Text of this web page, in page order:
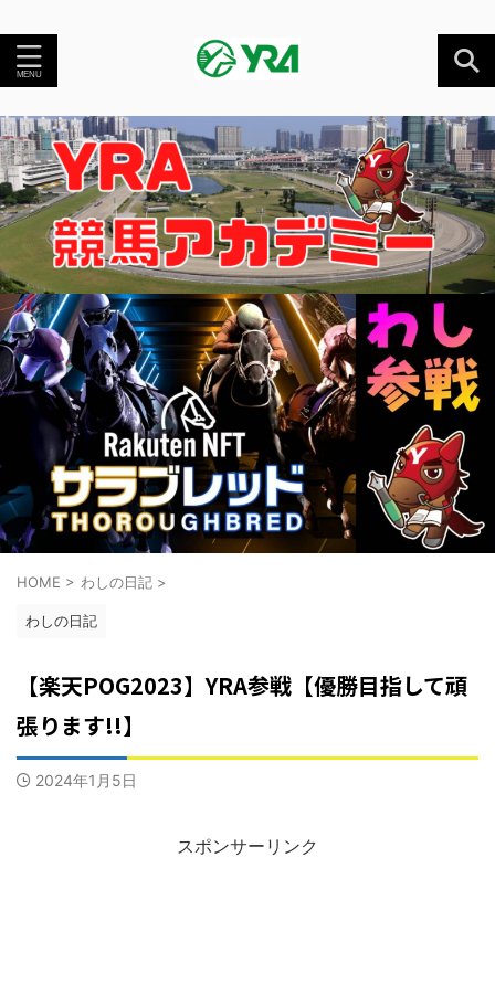
HOME > わしの日記 >
わしの日記
【楽天POG2023】YRA参戦【優勝目指して頑
張ります!!】
2024年1月5日
スポンサーリンク